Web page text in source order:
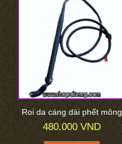
Roi da cáng dài phết mông
480.000 VND